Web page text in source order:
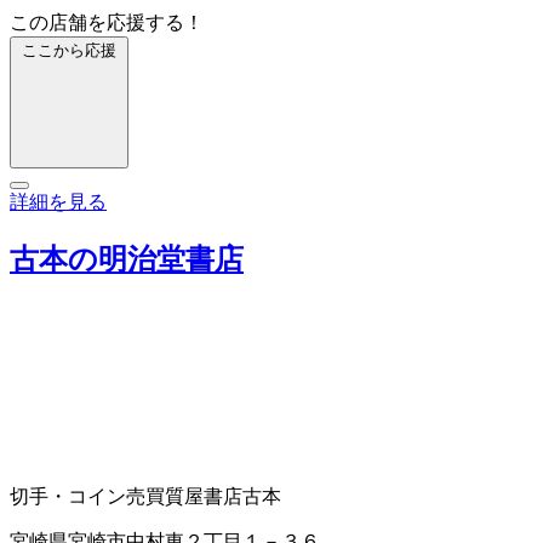
この店舗を応援する！
ここから応援
詳細を見る
古本の明治堂書店
切手・コイン売買質屋書店古本